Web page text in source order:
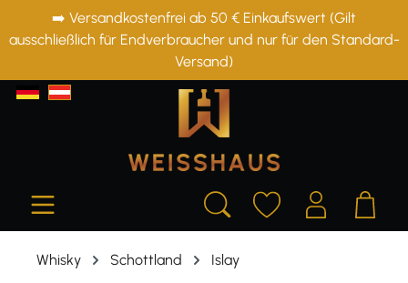
springen
➡️ Versandkostenfrei ab 50 € Einkaufswert (Gilt
ausschließlich für Endverbraucher und nur für den Standard-
Versand)
Whisky Schottland Islay